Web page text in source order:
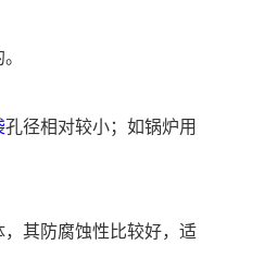
孔径相对较小；如锅炉用
其防腐蚀性比较好，适